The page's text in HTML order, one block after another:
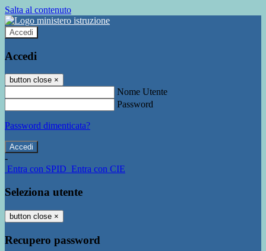
Salta al contenuto
Accedi
Accedi
button close ×
Nome Utente
Password
Password dimenticata?
-
Entra con SPID Entra con CIE
Seleziona utente
button close ×
Recupero password